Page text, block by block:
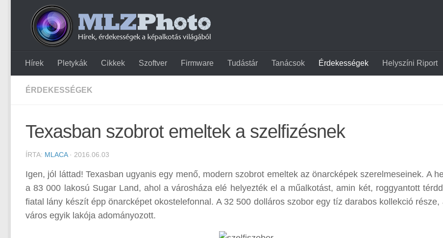
Hírek Pletykák Cikkek Szoftver Firmware Tudástár Tanácsok Érdekességek Helyszíni Riport
ÉRDEKESSÉGEK
Texasban szobrot emeltek a szelfizésnek
ÍRTA: MLACA· 2016.06.03
Igen, jól láttad! Texasban ugyanis egy menő, modern szobrot emeltek az önarcképek szerelmeseinek. A
a 83 000 lakosú Sugar Land, ahol a városháza elé helyezték el a műalkotást, amin két, roggyantott
fiatal lány készít épp önarcképet okostelefonnal. A 32 500 dolláros szobor egy tíz darabos kollekció része,
város egyik lakója adományozott.